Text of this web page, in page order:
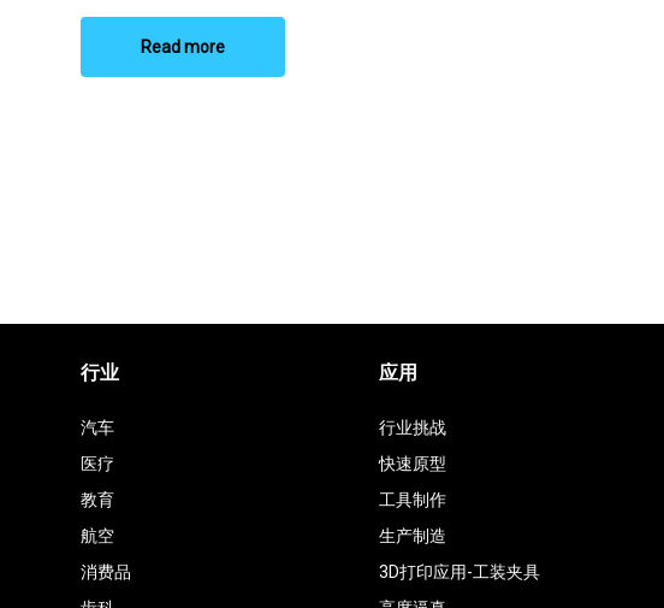
Read more
行业
汽车
医疗
教育
航空
消费品
应用
行业挑战
快速原型
工具制作
生产制造
3D打印应用-工装夹具